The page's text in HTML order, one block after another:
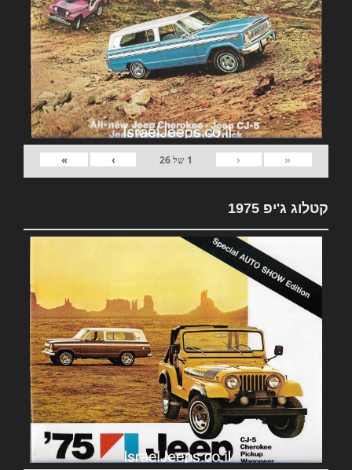
«
‹
1 של26
›
»
קטלוג ג'יפ 1975